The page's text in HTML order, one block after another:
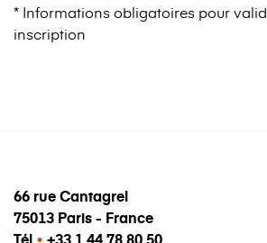
* Informations obligatoires pour
inscription
66 rue Cantagrel
75013 Paris - France